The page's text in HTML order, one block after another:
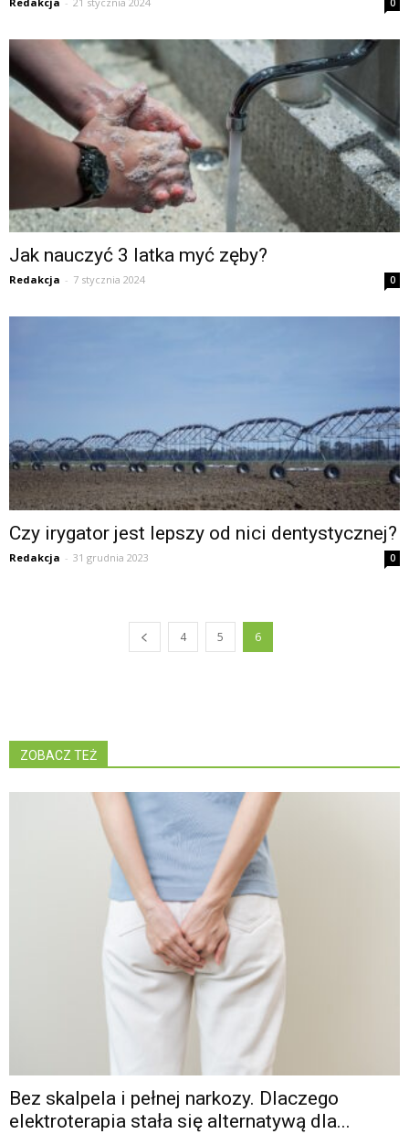
0
Jak nauczyć 3 latka myć zęby?
Redakcja - 7 stycznia 2024 0
Czy irygator jest lepszy od nici dentystycznej?
Redakcja - 31 grudnia 2023 0
4 5 6
ZOBACZ TEŻ
Bez skalpela i pełnej narkozy. Dlaczego
elektroterapia stała się alternatywą dla...